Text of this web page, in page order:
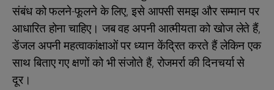
संबंध को फलने-फूलने के लिए, इसे आपसी समझ और सम्मान पर
आधारित होना चाहिए। जब वह अपनी आत्मीयता को खोज लेते हैं,
डेंजल अपनी महत्वाकांक्षाओं पर ध्यान केंद्रित करते हैं लेकिन एक
साथ बिताए गए क्षणों को भी संजोते हैं, रोजमर्रा की दिनचर्या से
दूर।